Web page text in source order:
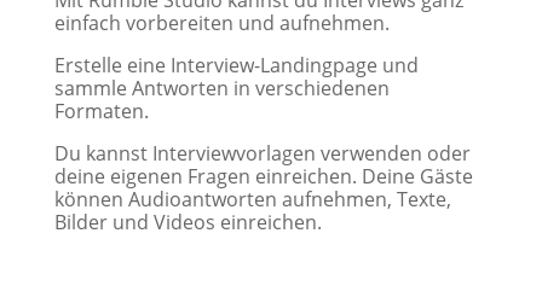
einfach vorbereiten und aufnehmen.
Erstelle eine Interview-Landingpage und
sammle Antworten in verschiedenen
Formaten.
Du kannst Interviewvorlagen verwenden oder
deine eigenen Fragen einreichen. Deine Gäste
können Audioantworten aufnehmen, Texte,
Bilder und Videos einreichen.